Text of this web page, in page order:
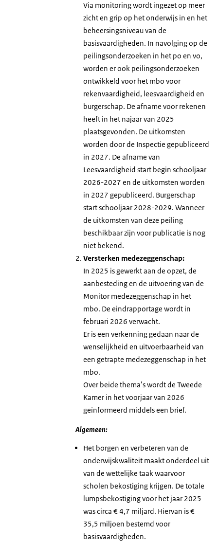
Via monitoring wordt ingezet op meer
zicht en grip op het onderwijs in en het
beheersingsniveau van de
basisvaardigheden. In navolging op de
peilingsonderzoeken in het po en vo,
worden er ook peilingsonderzoeken
ontwikkeld voor het mbo voor
rekenvaardigheid, leesvaardigheid en
burgerschap. De afname voor rekenen
heeft in het najaar van 2025
plaatsgevonden. De uitkomsten
worden door de Inspectie gepubliceerd
in 2027. De afname van
Leesvaardigheid start begin schooljaar
2026-2027 en de uitkomsten worden
in 2027 gepubliceerd. Burgerschap
start schooljaar 2028-2029. Wanneer
de uitkomsten van deze peiling
beschikbaar zijn voor publicatie is nog
niet bekend.
Versterken medezeggenschap:
In 2025 is gewerkt aan de opzet, de
aanbesteding en de uitvoering van de
Monitor medezeggenschap in het
mbo. De eindrapportage wordt in
februari 2026 verwacht.
Er is een verkenning gedaan naar de
wenselijkheid en uitvoerbaarheid van
een getrapte medezeggenschap in het
mbo.
Over beide thema’s wordt de Tweede
Kamer in het voorjaar van 2026
geïnformeerd middels een brief.
Algemeen:
Het borgen en verbeteren van de
onderwijskwaliteit maakt onderdeel uit
van de wettelijke taak waarvoor
scholen bekostiging krijgen. De totale
lumpsbekostiging voor het jaar 2025
was circa € 4,7 miljard. Hiervan is €
35,5 miljoen bestemd voor
basisvaardigheden.